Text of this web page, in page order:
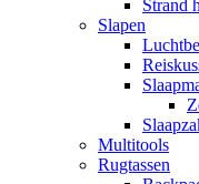
Strand
Slapen
Multitools
Rugtassen